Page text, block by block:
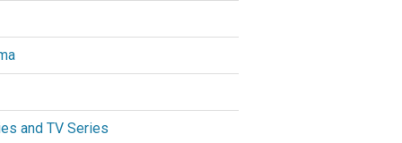
and TV Series